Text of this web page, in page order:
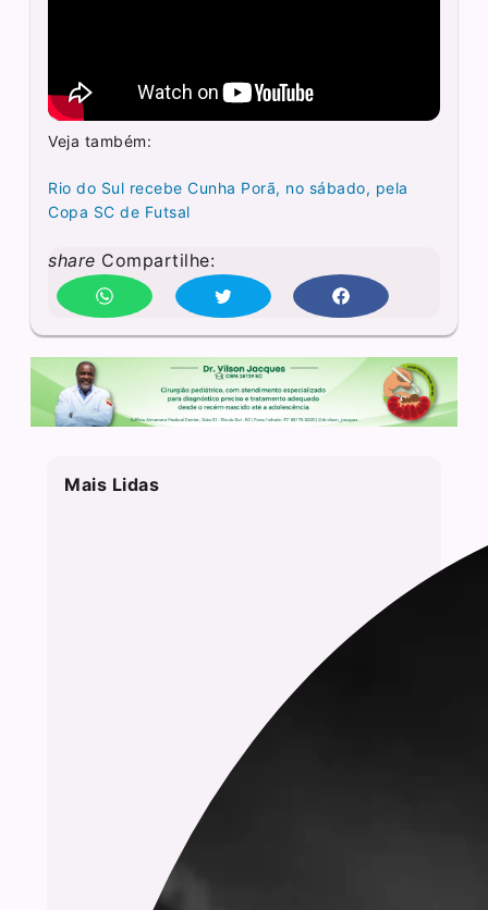
Veja também:
Rio do Sul recebe Cunha Porã, no sábado, pela
Copa SC de Futsal
share Compartilhe:
Mais Lidas